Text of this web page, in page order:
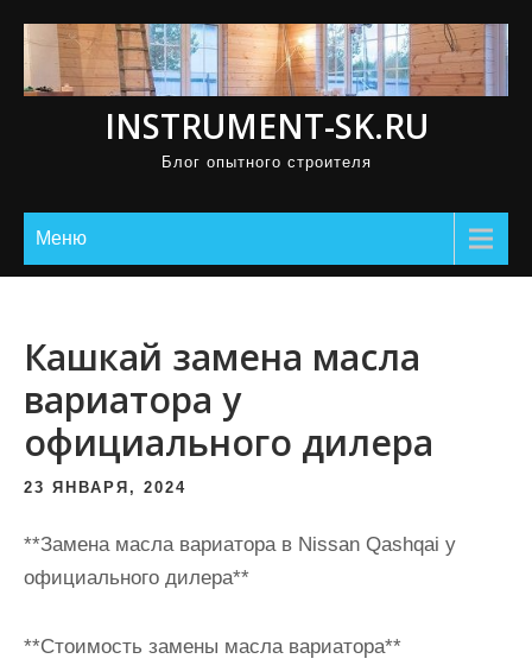
ь
INSTRUMENT-SK.RU
Блог опытного строителя
Меню
Кашкай замена масла
вариатора у
официального дилера
23 ЯНВАРЯ, 2024
**Замена масла вариатора в Nissan Qashqai у
официального дилера**
**Стоимость замены масла вариатора**